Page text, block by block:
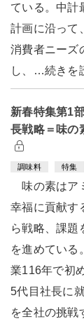
ている。中計
計画に沿って
消費者ニーズ
し、…続きを
新春特集第1
長戦略＝味の
調味料 特集
味の素はア
幸福に貢献す
ら戦略、課題
を進めている
業116年で初
5代目社長に
を全社の挑戦